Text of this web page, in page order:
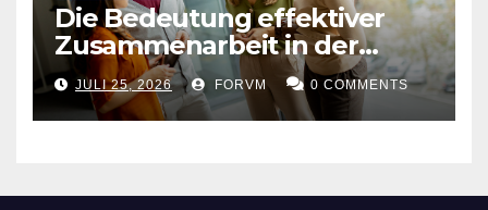
Die Bedeutung effektiver
Zusammenarbeit in der
Arbeitswelt
JULI 25, 2026 FORVM 0 COMMENTS